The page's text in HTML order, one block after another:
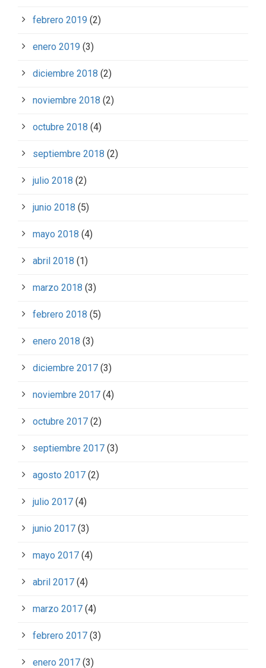
febrero 2019 (2)
enero 2019 (3)
diciembre 2018 (2)
noviembre 2018 (2)
octubre 2018 (4)
septiembre 2018 (2)
julio 2018 (2)
junio 2018 (5)
mayo 2018 (4)
abril 2018 (1)
marzo 2018 (3)
febrero 2018 (5)
enero 2018 (3)
diciembre 2017 (3)
noviembre 2017 (4)
octubre 2017 (2)
septiembre 2017 (3)
agosto 2017 (2)
julio 2017 (4)
junio 2017 (3)
mayo 2017 (4)
abril 2017 (4)
marzo 2017 (4)
febrero 2017 (3)
enero 2017 (3)